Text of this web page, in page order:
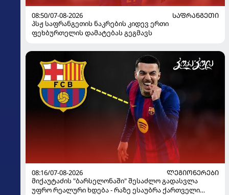
08:50/07-08-2026
ᲡᲐᲤᲠᲐᲜᲒᲔᲗᲘ
პსჟ საფრანგეთის ნაკრების კიდევ ერთი
ფეხბურთელის დამატებას გეგმავს
08:16/07-08-2026
ᲚᲔᲒᲘᲝᲜᲔᲠᲔᲑᲘ
მიქაუტაძის "ბარსელონაში" შესაძლო გადასვლა
უფრო რეალური ხდება - რაზე ესაუბრა ქართველი